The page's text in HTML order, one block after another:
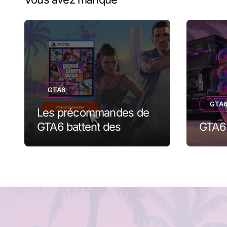
GTA6
Les précommandes de
GTA6 battent des
GTA6